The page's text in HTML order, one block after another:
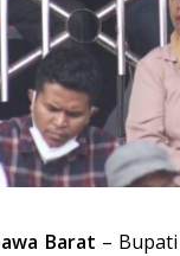
Barat –